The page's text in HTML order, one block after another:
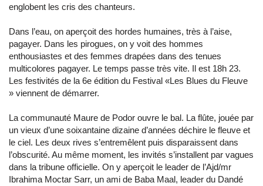
englobent les cris des chanteurs.
Dans l’eau, on aperçoit des hordes humaines, très à l’aise,
pagayer. Dans les pirogues, on y voit des hommes
enthousiastes et des femmes drapées dans des tenues
multicolores pagayer. Le temps passe très vite. Il est 18h 23.
Les festivités de la 6e édition du Festival «Les Blues du Fleuve
» viennent de démarrer.
La communauté Maure de Podor ouvre le bal. La flûte, jouée par
un vieux d’une soixantaine dizaine d’années déchire le fleuve et
le ciel. Les deux rives s’entremêlent puis disparaissent dans
l’obscurité. Au même moment, les invités s’installent par vagues
dans la tribune officielle. On y aperçoit le leader de l’Ajd/mr
Ibrahima Moctar Sarr, un ami de Baba Maal, leader du Dandé